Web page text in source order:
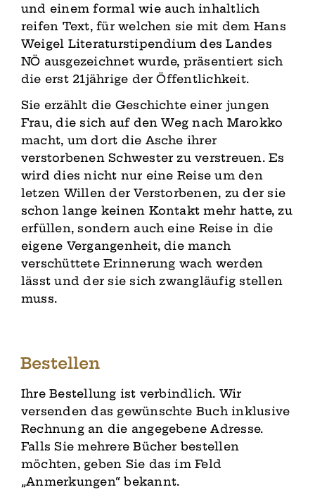
und einem formal wie auch inhaltlich
reifen Text, für welchen sie mit dem Hans
Weigel Literaturstipendium des Landes
NÖ ausgezeichnet wurde, präsentiert sich
die erst 21jährige der Öffentlichkeit.
Sie erzählt die Geschichte einer jungen
Frau, die sich auf den Weg nach Marokko
macht, um dort die Asche ihrer
verstorbenen Schwester zu verstreuen. Es
wird dies nicht nur eine Reise um den
letzen Willen der Verstorbenen, zu der sie
schon lange keinen Kontakt mehr hatte, zu
erfüllen, sondern auch eine Reise in die
eigene Vergangenheit, die manch
verschüttete Erinnerung wach werden
lässt und der sie sich zwangläufig stellen
muss.
Bestellen
Ihre Bestellung ist verbindlich. Wir
versenden das gewünschte Buch inklusive
Rechnung an die angegebene Adresse.
Falls Sie mehrere Bücher bestellen
möchten, geben Sie das im Feld
„Anmerkungen“ bekannt.